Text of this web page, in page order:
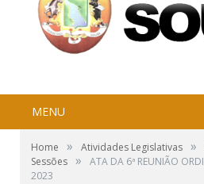
MENU
Home » Atividades Legislativas »
Sessões »
ATA DA 6ª REUNIÃO
2023